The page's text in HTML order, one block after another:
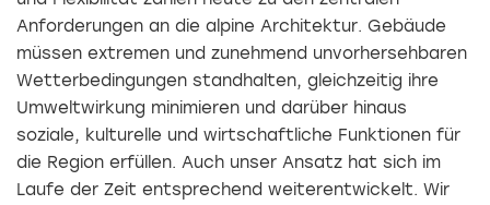
Anforderungen an die alpine Architektur. Gebäude
müssen extremen und zunehmend unvorhersehbaren
Wetterbedingungen standhalten, gleichzeitig ihre
Umweltwirkung minimieren und darüber hinaus
soziale, kulturelle und wirtschaftliche Funktionen für
die Region erfüllen. Auch unser Ansatz hat sich im
Laufe der Zeit entsprechend weiterentwickelt. Wir